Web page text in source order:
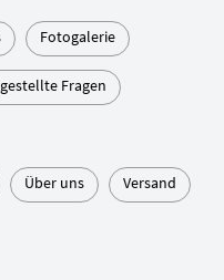
Fotogalerie
Fragen
Über uns Versand